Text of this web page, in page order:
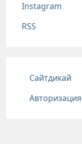
Instagram
RSS
Подвал
Сайтдикай
Авторизация